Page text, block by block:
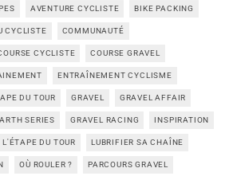
AVENTURE CYCLISTE BIKE PACKING
CYCLISTE COMMUNAUTÉ
CYCLISTE COURSE GRAVEL
ENTRAÎNEMENT CYCLISME
DU TOUR GRAVEL GRAVEL AFFAIR
SERIES GRAVEL RACING INSPIRATION
L'ÉTAPE DU TOUR LUBRIFIER SA CHAÎNE
OÙ ROULER ? PARCOURS GRAVEL